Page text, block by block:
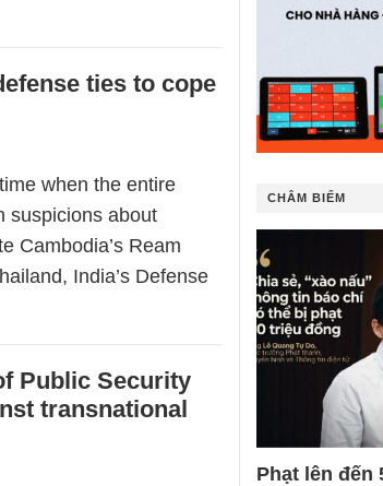
ties to cope
when the entire
suspicions about
Cambodia’s Ream
India’s Defense
Public Security
transnational
CHÂM BIẾM
Phạt lên đến